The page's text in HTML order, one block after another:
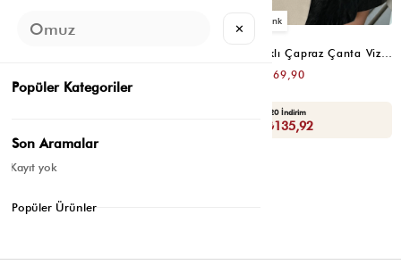
Violet Kapaklı Çapraz Çanta Vizon
₺169,90
Yaza Özel Ek %20 İndirim
Sepette : ₺135,92
✕
Popüler Kategoriler
Son Aramalar
Kayıt yok
Popüler Ürünler